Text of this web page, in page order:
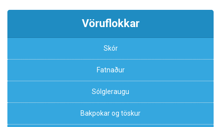
Vöruflokkar
Skór
Fatnaður
Sólgleraugu
Bakpokar og töskur